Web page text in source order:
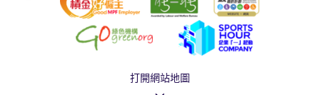
打開網站地圖